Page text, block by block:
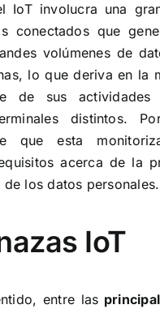
IoT involucra una
conectados que
volúmenes de
lo que deriva en la
de sus
distintos.
que esta
acerca de la
los datos personales.
IoT
entre las